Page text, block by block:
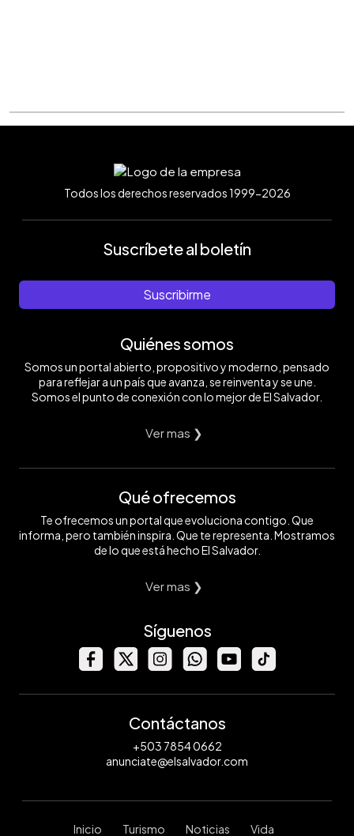
Todos los derechos reservados 1999-2026
Suscríbete al boletín
Suscribirme
Quiénes somos
Somos un portal abierto, propositivo y moderno, pensado
para reflejar a un país que avanza, se reinventa y se une.
Somos el punto de conexión con lo mejor de El Salvador.
Ver mas ❯
Qué ofrecemos
Te ofrecemos un portal que evoluciona contigo. Que
informa, pero también inspira. Que te representa. Mostramos
de lo que está hecho El Salvador.
Ver mas ❯
Síguenos
Contáctanos
+503 7854 0662
anunciate@elsalvador.com
Inicio Turismo Noticias Vida